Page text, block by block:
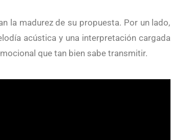
la madurez de su propuesta. Por un lado,
acústica y una interpretación cargada
que tan bien sabe transmitir.